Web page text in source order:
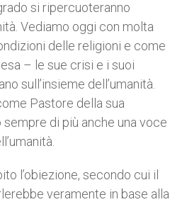
si ripercuoteranno
Vediamo oggi con molta
delle religioni e come
– le sue crisi e i suoi
sull’insieme dell’umanità.
Pastore della sua
di più anche una voce
l’obiezione, secondo cui il
veramente in base alla